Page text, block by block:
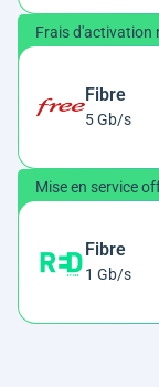
Frais d'activation
Fibre
5 Gb/s
Mise en service
Fibre
1 Gb/s